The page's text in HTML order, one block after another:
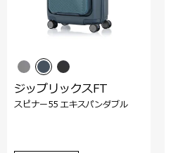
ジップリックスFT
スピナー55 エキスパンダブル